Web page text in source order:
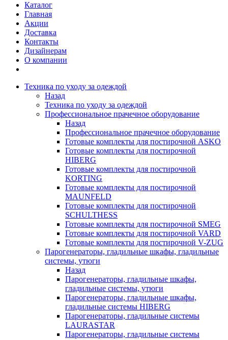
Каталог
Главная
Акции
Доставка
Контакты
Дизайнерам
О компании
Техника по уходу за одеждой
Назад
Техника по уходу за одеждой
Профессиональное прачечное оборудование
Назад
Профессиональное прачечное оборудование
Готовые комплекты для постирочной ASKO
Готовые комплекты для постирочной
HIBERG
Готовые комплекты для постирочной
KORTING
Готовые комплекты для постирочной
MAUNFELD
Готовые комплекты для постирочной
SCHULTHESS
Готовые комплекты для постирочной SMEG
Готовые комплекты для постирочной VARD
Готовые комплекты для постирочной V-ZUG
Парогенераторы, гладильные шкафы, гладильные
системы, утюги
Назад
Парогенераторы, гладильные шкафы,
гладильные системы, утюги
Парогенераторы, гладильные шкафы,
гладильные системы HIBERG
Парогенераторы, гладильные системы
LAURASTAR
Парогенераторы, гладильные системы